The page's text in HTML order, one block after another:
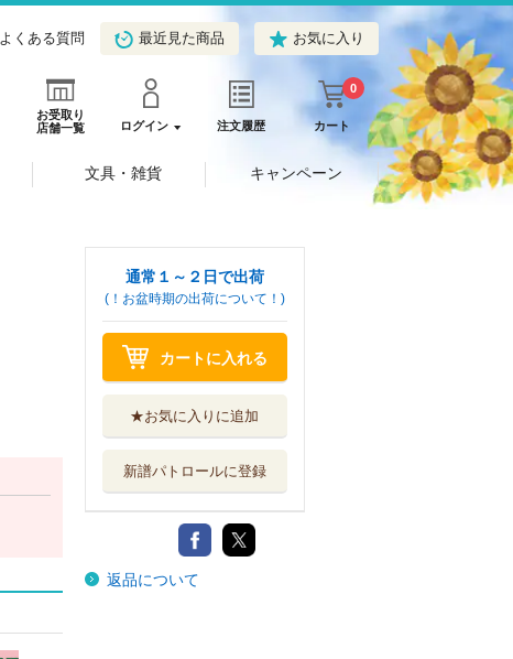
よくある質問 最近見た商品 お気に入り
お受取り
店舗一覧
ログイン 注文履歴 カート
0
文具・雑貨 キャンペーン
通常１～２日で出荷
(！お盆時期の出荷について！)
カートに入れる
★お気に入りに追加
新譜パトロールに登録
返品について